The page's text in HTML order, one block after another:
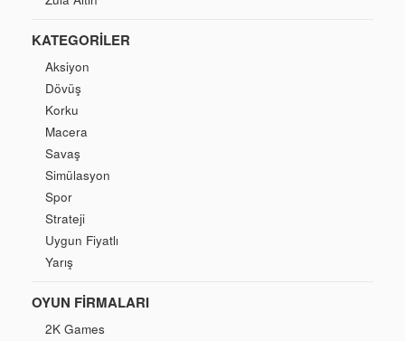
KATEGORILER
Aksiyon
Dövüş
Korku
Macera
Savaş
Simülasyon
Spor
Strateji
Uygun Fiyatlı
Yarış
OYUN FIRMALARI
2K Games